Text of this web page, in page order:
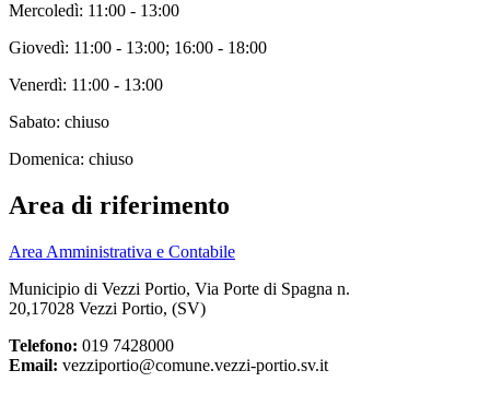
Mercoledì: 11:00 - 13:00
Giovedì: 11:00 - 13:00; 16:00 - 18:00
Venerdì: 11:00 - 13:00
Sabato: chiuso
Domenica: chiuso
Area di riferimento
Area Amministrativa e Contabile
Municipio di Vezzi Portio, Via Porte di Spagna n.
20,17028 Vezzi Portio, (SV)
Telefono: 019 7428000
Email: vezziportio@comune.vezzi-portio.sv.it